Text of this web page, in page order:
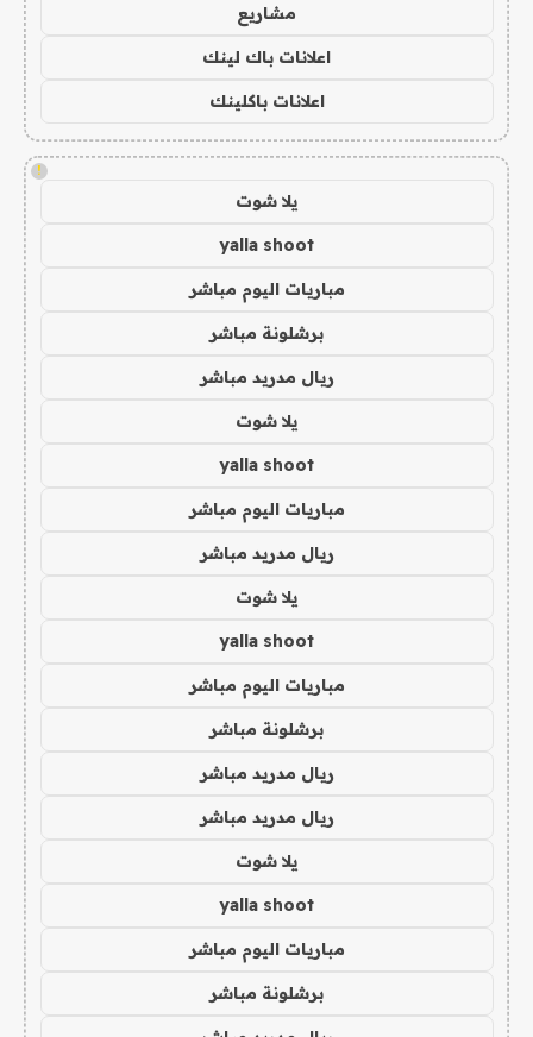
مشاريع
اعلانات باك لينك
اعلانات باكلينك
!
يلا شوت
yalla shoot
مباريات اليوم مباشر
برشلونة مباشر
ريال مدريد مباشر
يلا شوت
yalla shoot
مباريات اليوم مباشر
ريال مدريد مباشر
يلا شوت
yalla shoot
مباريات اليوم مباشر
برشلونة مباشر
ريال مدريد مباشر
ريال مدريد مباشر
يلا شوت
yalla shoot
مباريات اليوم مباشر
برشلونة مباشر